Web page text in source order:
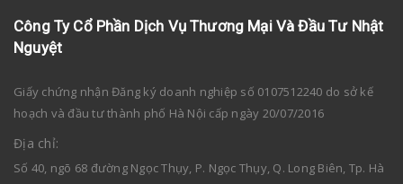
Công Ty Cổ Phần Dịch Vụ Thương Mại Và Đầu Tư Nhật
Nguyệt
Giấy chứng nhận Đăng ký doanh nghiệp số 0107512240 do sở kế
hoạch và đầu tư thành phố Hà Nội cấp ngày 20/07/2016
Địa chỉ:
Số 40, ngõ 68 đường Ngọc Thụy, P. Ngọc Thụy, Q. Long Biên, Tp. Hà